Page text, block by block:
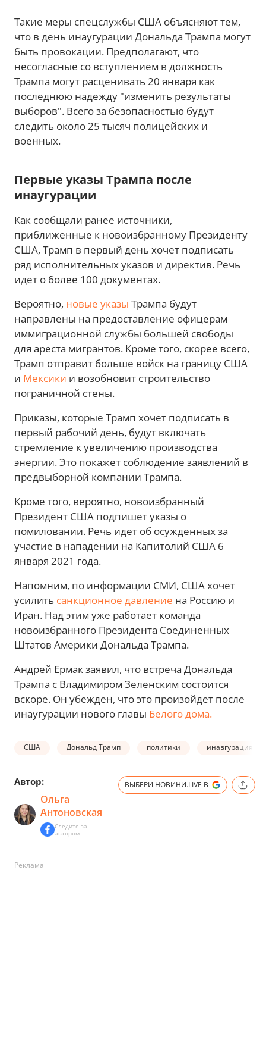
Такие меры спецслужбы США объясняют тем,
что в день инаугурации Дональда Трампа могут
быть провокации. Предполагают, что
несогласные со вступлением в должность
Трампа могут расценивать 20 января как
последнюю надежду "изменить результаты
выборов". Всего за безопасностью будут
следить около 25 тысяч полицейских и
военных.
Первые указы Трампа после
инаугурации
Как сообщали ранее источники,
приближенные к новоизбранному Президенту
США, Трамп в первый день хочет подписать
ряд исполнительных указов и директив. Речь
идет о более 100 документах.
Вероятно, новые указы Трампа будут
направлены на предоставление офицерам
иммиграционной службы большей свободы
для ареста мигрантов. Кроме того, скорее всего,
Трамп отправит больше войск на границу США
и Мексики и возобновит строительство
пограничной стены.
Приказы, которые Трамп хочет подписать в
первый рабочий день, будут включать
стремление к увеличению производства
энергии. Это покажет соблюдение заявлений в
предвыборной компании Трампа.
Кроме того, вероятно, новоизбранный
Президент США подпишет указы о
помиловании. Речь идет об осужденных за
участие в нападении на Капитолий США 6
января 2021 года.
Напомним, по информации СМИ, США хочет
усилить санкционное давление на Россию и
Иран. Над этим уже работает команда
новоизбранного Президента Соединенных
Штатов Америки Дональда Трампа.
Андрей Ермак заявил, что встреча Дональда
Трампа с Владимиром Зеленским состоится
вскоре. Он убежден, что это произойдет после
инаугурации нового главы Белого дома.
США Дональд Трамп политики инавгурация
Автор:
Ольга
Антоновская
Следите за
автором
ВЫБЕРИ НОВИНИ.LIVE В
Реклама